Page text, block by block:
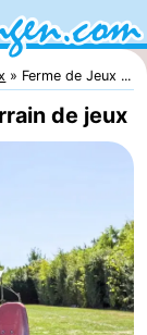
Ferme de Jeux ...
de jeux